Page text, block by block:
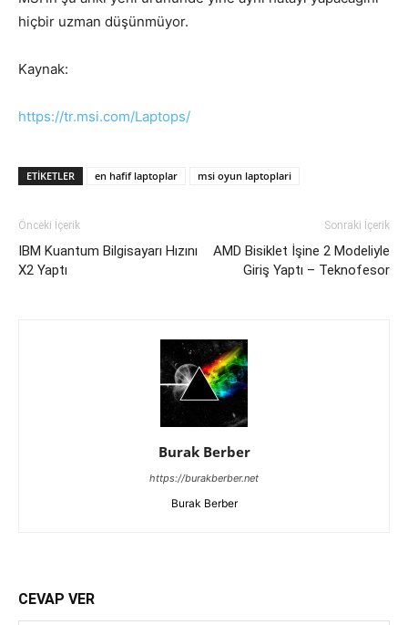
hiçbir uzman düşünmüyor.
Kaynak:
https://tr.msi.com/Laptops/
ETIKETLER en hafif laptoplar msi oyun laptoplari
Önceki İçerik
IBM Kuantum Bilgisayarı Hızını
X2 Yaptı
Sonraki İçerik
AMD Bisiklet İşine 2 Modeliyle
Giriş Yaptı – Teknofesor
Burak Berber
https://burakberber.net
Burak Berber
CEVAP VER